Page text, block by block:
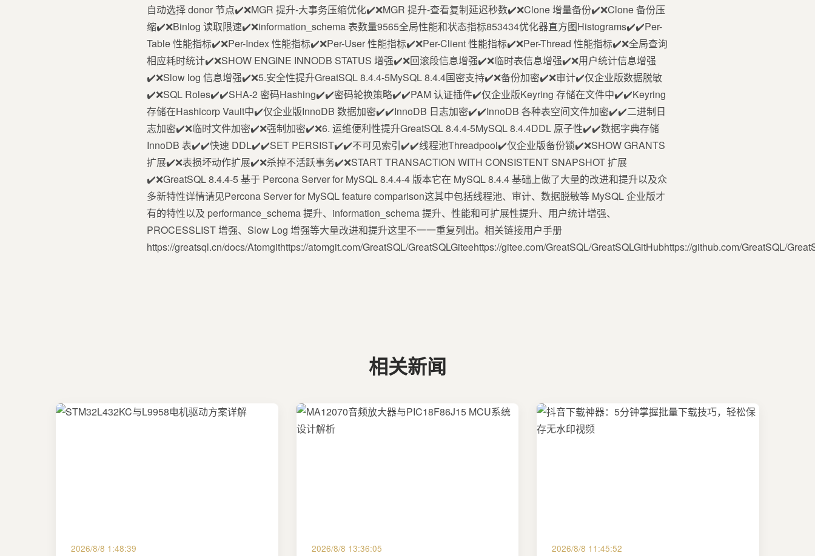
自动选择 donor 节点✔️❌MGR 提升-大事务压缩优化✔️❌MGR 提升-查看复制延迟秒数✔️❌Clone 增量备份✔️❌Clone 备份压
缩✔️❌Binlog 读取限速✔️❌information_schema 表数量9565全局性能和状态指标853434优化器直方图Histograms✔️✔️Per-
Table 性能指标✔️❌Per-Index 性能指标✔️❌Per-User 性能指标✔️❌Per-Client 性能指标✔️❌Per-Thread 性能指标✔️❌全局查询
相应耗时统计✔️❌SHOW ENGINE INNODB STATUS 增强✔️❌回滚段信息增强✔️❌临时表信息增强✔️❌用户统计信息增强
✔️❌Slow log 信息增强✔️❌5.安全性提升GreatSQL 8.4.4-5MySQL 8.4.4国密支持✔️❌备份加密✔️❌审计✔️仅企业版数据脱敏
✔️❌SQL Roles✔️✔️SHA-2 密码Hashing✔️✔️密码轮换策略✔️✔️PAM 认证插件✔️仅企业版Keyring 存储在文件中✔️✔️Keyring
存储在Hashicorp Vault中✔️仅企业版InnoDB 数据加密✔️✔️InnoDB 日志加密✔️✔️InnoDB 各种表空间文件加密✔️✔️二进制日
志加密✔️❌临时文件加密✔️❌强制加密✔️❌6. 运维便利性提升GreatSQL 8.4.4-5MySQL 8.4.4DDL 原子性✔️✔️数据字典存储
InnoDB 表✔️✔️快速 DDL✔️✔️SET PERSIST✔️✔️不可见索引✔️✔️线程池Threadpool✔️仅企业版备份锁✔️❌SHOW GRANTS
扩展✔️❌表损坏动作扩展✔️❌杀掉不活跃事务✔️❌START TRANSACTION WITH CONSISTENT SNAPSHOT 扩展
✔️❌GreatSQL 8.4.4-5 基于 Percona Server for MySQL 8.4.4-4 版本它在 MySQL 8.4.4 基础上做了大量的改进和提升以及众
多新特性详情请见Percona Server for MySQL feature comparison这其中包括线程池、审计、数据脱敏等 MySQL 企业版才
有的特性以及 performance_schema 提升、information_schema 提升、性能和可扩展性提升、用户统计增强、
PROCESSLIST 增强、Slow Log 增强等大量改进和提升这里不一一重复列出。相关链接用户手册
https://greatsql.cn/docs/Atomgithttps://atomgit.com/GreatSQL/GreatSQLGiteehttps://gitee.com/GreatSQL/GreatSQLGitHubhttps://github.com/GreatSQL/
相关新闻
2026/8/8 1:48:39 2026/8/8 13:36:05 2026/8/8 11:45:52